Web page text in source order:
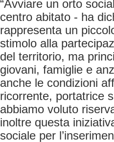
“Avviare un orto
centro abitato - ha
rappresenta un
stimolo alla
del territorio, ma
giovani, famiglie e
anche le condizioni
ricorrente, portatrice
abbiamo voluto
inoltre questa
sociale per